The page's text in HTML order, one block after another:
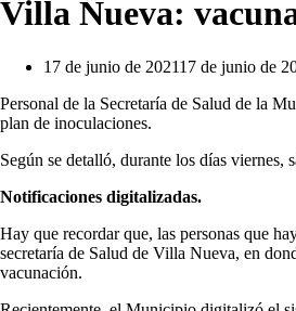
Villa Nueva:
17 de junio de 202117 de junio de
Personal de la Secretaría de Salud de la
plan de inoculaciones.
Según se detalló, durante los días viernes,
Notificaciones digitalizadas.
Hay que recordar que, las personas que
secretaría de Salud de Villa Nueva, en
vacunación.